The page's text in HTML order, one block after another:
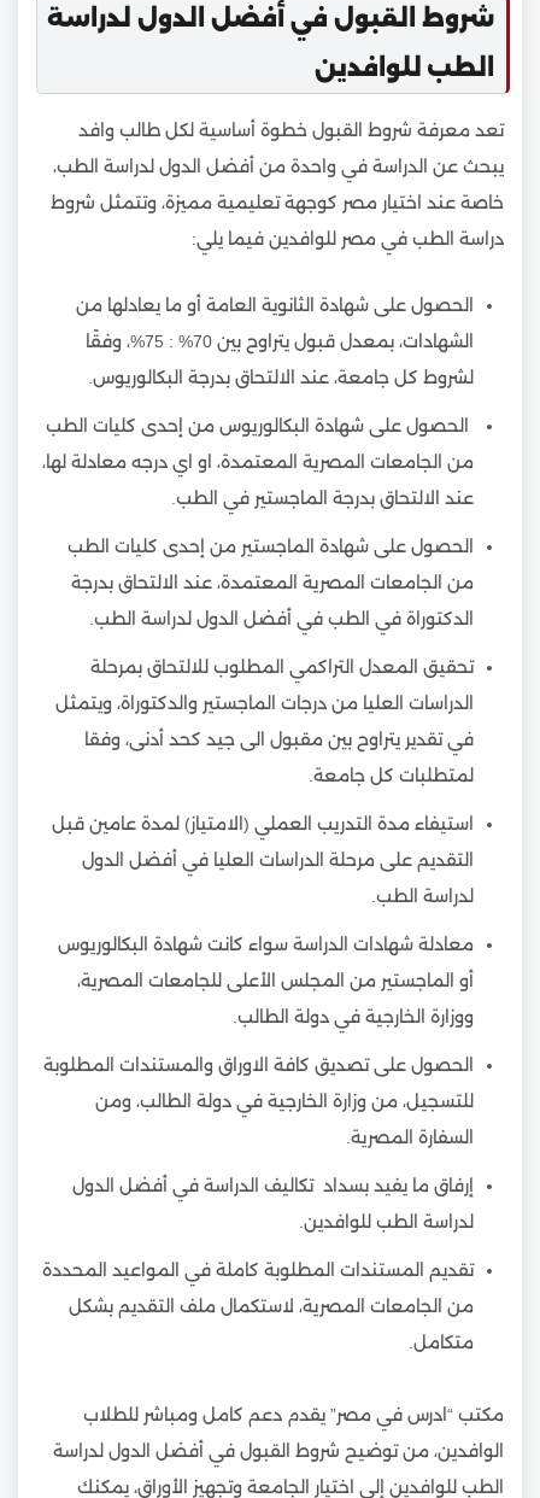
شروط القبول في أفضل الدول لدراسة
الطب للوافدين
تعد معرفة شروط القبول خطوة أساسية لكل طالب وافد
يبحث عن الدراسة في واحدة من أفضل الدول لدراسة الطب،
خاصة عند اختيار مصر كوجهة تعليمية مميزة، وتتمثل شروط
دراسة الطب في مصر للوافدين فيما يلي:
الحصول على شهادة الثانوية العامة أو ما يعادلها من
الشهادات، بمعدل قبول يتراوح بين 70% : 75%، وفقًا
لشروط كل جامعة، عند الالتحاق بدرجة البكالوريوس.
الحصول على شهادة البكالوريوس من إحدى كليات الطب
من الجامعات المصرية المعتمدة، او اي درجه معادلة لها،
عند الالتحاق بدرجة الماجستير في الطب.
الحصول على شهادة الماجستير من إحدى كليات الطب
من الجامعات المصرية المعتمدة، عند الالتحاق بدرجة
الدكتوراة في الطب في أفضل الدول لدراسة الطب.
تحقيق المعدل التراكمي المطلوب للالتحاق بمرحلة
الدراسات العليا من درجات الماجستير والدكتوراة، ويتمثل
في تقدير يتراوح بين مقبول الى جيد كحد أدنى، وفقا
لمتطلبات كل جامعة.
استيفاء مدة التدريب العملي (الامتياز) لمدة عامين قبل
التقديم على مرحلة الدراسات العليا في أفضل الدول
لدراسة الطب.
معادلة شهادات الدراسة سواء كانت شهادة البكالوريوس
أو الماجستير من المجلس الأعلى للجامعات المصرية،
ووزارة الخارجية في دولة الطالب.
الحصول على تصديق كافة الاوراق والمستندات المطلوبة
للتسجيل، من وزارة الخارجية في دولة الطالب، ومن
السفارة المصرية.
إرفاق ما يفيد بسداد تكاليف الدراسة في أفضل الدول
لدراسة الطب للوافدين.
تقديم المستندات المطلوبة كاملة في المواعيد المحددة
من الجامعات المصرية، لاستكمال ملف التقديم بشكل
متكامل.
مكتب “ادرس في مصر” يقدم دعم كامل ومباشر للطلاب
الوافدين، من توضيح شروط القبول في أفضل الدول لدراسة
الطب للوافدين إلى اختيار الجامعة وتجهيز الأوراق، يمكنك